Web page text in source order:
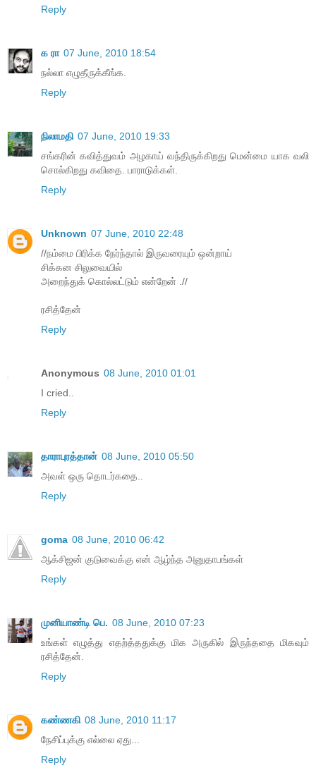
Reply
க ரா 07 June, 2010 18:54
நல்லா எழுதீருக்கீங்க.
Reply
நிலாமதி 07 June, 2010 19:33
சங்கரின் கவித்துவம் அழகாய் வந்திருக்கிறது மென்மை யாக வலி
சொல்கிறது கவிதை. பாராடுக்கள்.
Reply
Unknown 07 June, 2010 22:48
//நம்மை பிரிக்க நேர்ந்தால் இருவரையும் ஒன்றாய்
சிக்கன சிலுவையில்
அறைந்துக் கொல்லட்டும் என்றேன் .//
ரசித்தேன்
Reply
Anonymous 08 June, 2010 01:01
I cried..
Reply
தாராபுரத்தான் 08 June, 2010 05:50
அவள் ஒரு தொடர்கதை..
Reply
goma 08 June, 2010 06:42
ஆக்சிஜன் குடுவைக்கு என் ஆழ்ந்த அனுதாபங்கள்
Reply
முனியாண்டி பெ. 08 June, 2010 07:23
உங்கள் எழுத்து எதற்த்ததுக்கு மிக அருகில் இருந்ததை மிகவும்
ரசித்தேன்.
Reply
கண்ணகி 08 June, 2010 11:17
நேசிப்புக்கு எல்லை ஏது...
Reply